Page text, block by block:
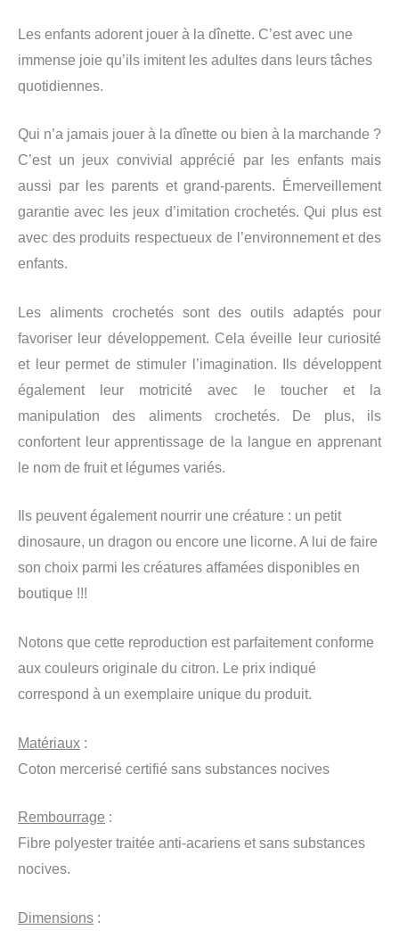
Les enfants adorent jouer à la dînette. C’est avec une
immense joie qu’ils imitent les adultes dans leurs tâches
quotidiennes.
Qui n’a jamais jouer à la dînette ou bien à la marchande ?
C’est un jeux convivial apprécié par les enfants mais
aussi par les parents et grand-parents. Émerveillement
garantie avec les jeux d’imitation crochetés. Qui plus est
avec des produits respectueux de l’environnement et des
enfants.
Les aliments crochetés sont des outils adaptés pour
favoriser leur développement. Cela éveille leur curiosité
et leur permet de stimuler l’imagination. Ils développent
également leur motricité avec le toucher et la
manipulation des aliments crochetés. De plus, ils
confortent leur apprentissage de la langue en apprenant
le nom de fruit et légumes variés.
Ils peuvent également nourrir une créature : un petit
dinosaure, un dragon ou encore une licorne. A lui de faire
son choix parmi les créatures affamées disponibles en
boutique !!!
Notons que cette reproduction est parfaitement conforme
aux couleurs originale du citron. Le prix indiqué
correspond à un exemplaire unique du produit.
Matériaux :
Coton mercerisé certifié sans substances nocives
Rembourrage :
Fibre polyester traitée anti-acariens et sans substances
nocives.
Dimensions :